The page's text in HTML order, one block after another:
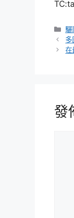
分
類
驪
多
在
發